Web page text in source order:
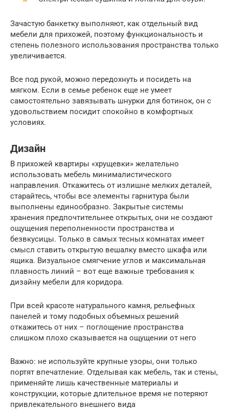
Зачастую банкетку выполняют, как отдельный вид
мебели для прихожей, поэтому функциональность и
степень полезного использования пространства только
увеличивается.
Все под рукой, можно передохнуть и посидеть на
мягком. Если в семье ребенок еще не умеет
самостоятельно завязывать шнурки для ботинок, он с
удовольствием посидит спокойно в комфортных
условиях.
Дизайн
В прихожей квартиры «хрущевки» желательно
использовать мебель минималистического
направления. Откажитесь от излишне мелких деталей,
старайтесь, чтобы все элементы гарнитура были
выполнены единообразно. Закрытые системы
хранения предпочтительнее открытых, они не создают
ощущения переполненности пространства и
безвкусицы. Только в самых тесных комнатах имеет
смысл ставить открытую вешалку вместо шкафа или
ящика. Визуальное смягчение углов и максимальная
плавность линий – вот еще важные требования к
дизайну мебели для коридора.
При всей красоте натурального камня, рельефных
панелей и тому подобных объемных решений
откажитесь от них – поглощение пространства
слишком плохо сказывается на ощущении от него
Важно: не используйте крупные узоры, они только
портят впечатление. Отделывая как мебель, так и стены,
применяйте лишь качественные материалы и
конструкции, которые длительное время не потеряют
привлекательного внешнего вида